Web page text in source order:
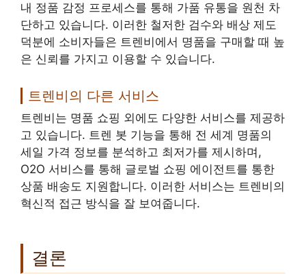
내 정품 감정 프로세스를 통해 가품 유통을 원천 차
단하고 있습니다. 이러한 철저한 검수와 배상 제도
덕분에 소비자들은 트렌비에서 명품을 구매할 때 높
은 신뢰를 가지고 이용할 수 있습니다.
트렌비의 다른 서비스
트렌비는 명품 쇼핑 외에도 다양한 서비스를 제공하
고 있습니다. 트렌 봇 기능을 통해 전 세계 명품의
세일 가격 정보를 분석하고 최저가를 제시하며,
O2O 서비스를 통해 글로벌 쇼핑 에이전트를 통한
상품 배송도 지원합니다. 이러한 서비스는 트렌비의
혁신적 접근 방식을 잘 보여줍니다.
결론